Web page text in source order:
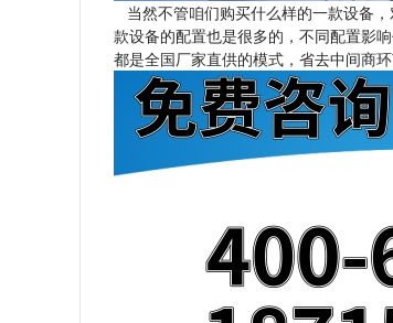
当然不管咱们购买什么样的一款设备
款设备的配置也是很多的，不同配置影
都是全国厂家直供的模式，省去中间商